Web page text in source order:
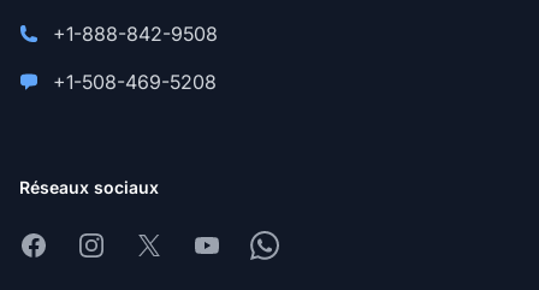
+1-888-842-9508
+1-508-469-5208
Réseaux sociaux
FacebookInstagram
X YoutubeWhatsapp